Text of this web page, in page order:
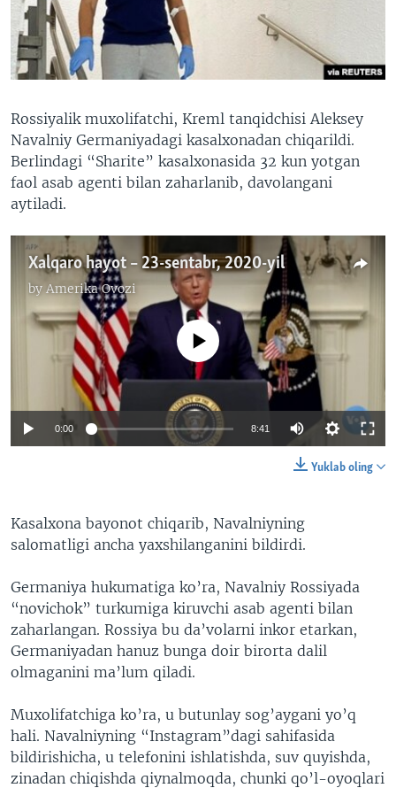
VIDEO
XABARLAR SURATLARDA
ODNOKLASSNIKI
TELEGRAM
TWITTER
SOUNDCLOUD
VOA
Rossiyalik muxolifatchi, Kreml tanqidchisi Aleksey
Navalniy Germaniyadagi kasalxonadan chiqarildi.
Berlindagi “Sharite” kasalxonasida 32 kun yotgan
faol asab agenti bilan zaharlanib, davolangani
aytiladi.
Xalqaro hayot – 23-sentabr, 2020-yil
by Amerika Ovozi
No media source currently available
0:00 8:41
Yuklab oling
Kasalxona bayonot chiqarib, Navalniyning
salomatligi ancha yaxshilanganini bildirdi.
Germaniya hukumatiga ko’ra, Navalniy Rossiyada
“novichok” turkumiga kiruvchi asab agenti bilan
zaharlangan. Rossiya bu da’volarni inkor etarkan,
Germaniyadan hanuz bunga doir birorta dalil
olmaganini ma’lum qiladi.
Muxolifatchiga ko’ra, u butunlay sog’aygani yo’q
hali. Navalniyning “Instagram”dagi sahifasida
bildirishicha, u telefonini ishlatishda, suv quyishda,
zinadan chiqishda qiynalmoqda, chunki qo’l-oyoqlari